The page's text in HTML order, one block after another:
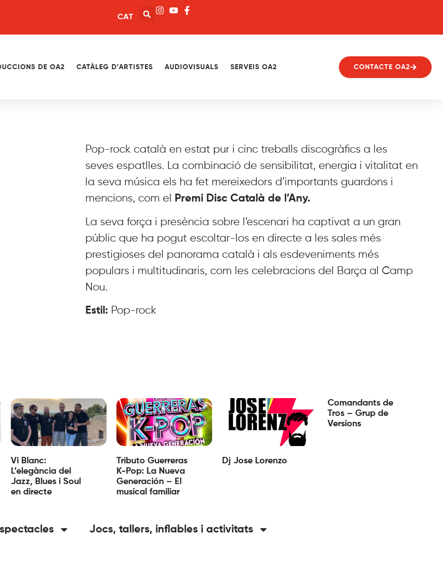
CAT
DE OA2 CATÀLEG D’ARTISTES AUDIOVISUALS SERVEIS OA2 CONTACTE OA2
Pop-rock català en estat pur i cinc treballs discogràfics a les
seves espatlles. La combinació de sensibilitat, energia i vitalitat en
la seva música els ha fet mereixedors d’importants guardons i
mencions, com el
Premi Disc Català de l’Any.
La seva força i presència sobre l’escenari ha captivat a un gran
públic que ha pogut escoltar-los en directe a les sales més
prestigioses del panorama català i als esdeveniments més
populars i multitudinaris, com les celebracions del Barça al Camp
Nou.
Estil: Pop-rock
Vi Blanc:
L’elegància del
Jazz, Blues i Soul
en directe
Tributo Guerreras
K-Pop: La Nueva
Generación – El
musical familiar
Dj Jose Lorenzo
Comandants de
Tros – Grup de
Versions
Jocs, tallers, inflables i activitats